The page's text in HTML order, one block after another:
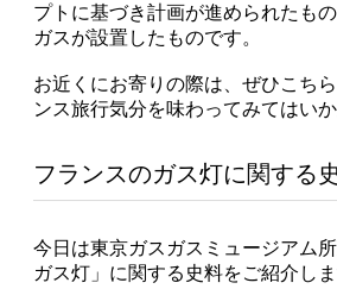
プトに基づき計画が進められたも
ガスが設置したものです。
お近くにお寄りの際は、ぜひこち
ンス旅行気分を味わってみてはいか
フランスのガス灯に関する
今日は東京ガスガスミュージアム
ガス灯」に関する史料をご紹介しま